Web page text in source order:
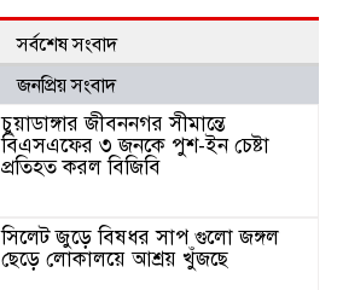
সর্বশেষ সংবাদ
জনপ্রিয় সংবাদ
চুয়াডাঙ্গার জীবননগর সীমান্তে
বিএসএফের ৩ জনকে পুশ-ইন চেষ্টা
প্রতিহত করল বিজিবি
সিলেট জুড়ে বিষধর সাপ গুলো জঙ্গল
ছেড়ে লোকালয়ে আশ্রয় খুঁজছে